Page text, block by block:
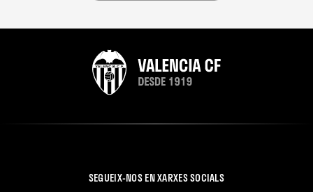
SEGUEIX-NOS EN XARXES SOCIALS